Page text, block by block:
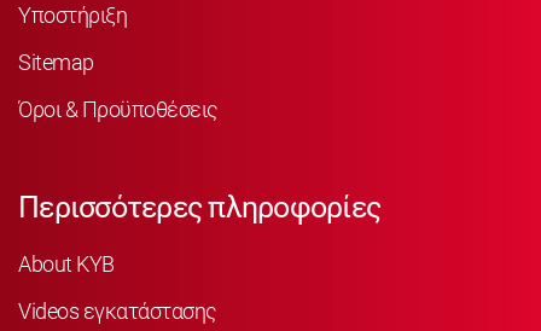
Υποστήριξη
Sitemap
Όροι & Προϋποθέσεις
Περισσότερες πληροφορίες
About KYB
Videos εγκατάστασης